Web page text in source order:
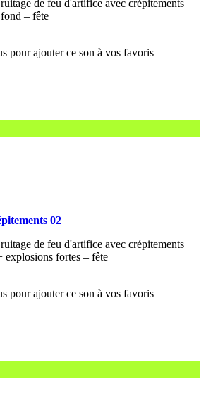
de feu d'artifice avec crépitements
– fête
02
de feu d'artifice avec crépitements
explosions fortes – fête